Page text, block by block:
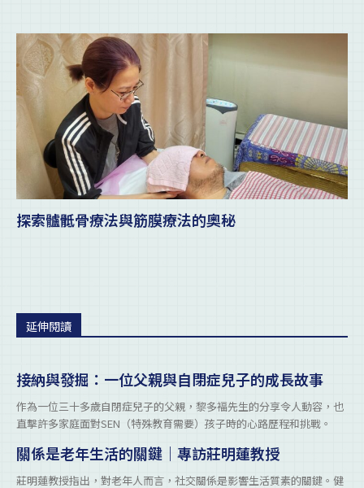
探索髗骶骨療法與筋膜療法的奧秘
延伸閱讀
接納與發掘：一位父親與自閉症兒子的成長故事
作為一位三十多歲自閉症兒子的父親，黎多褔先生的分享令人動容，也
直擊許多家庭面對SEN（特殊教育需要）孩子時的心路歷程和挑戰。
關係是老年生活的關鍵｜專訪莊明蓮教授
莊明蓮教授指出，對老年人而言，社交關係是影響生活質素的關鍵。健